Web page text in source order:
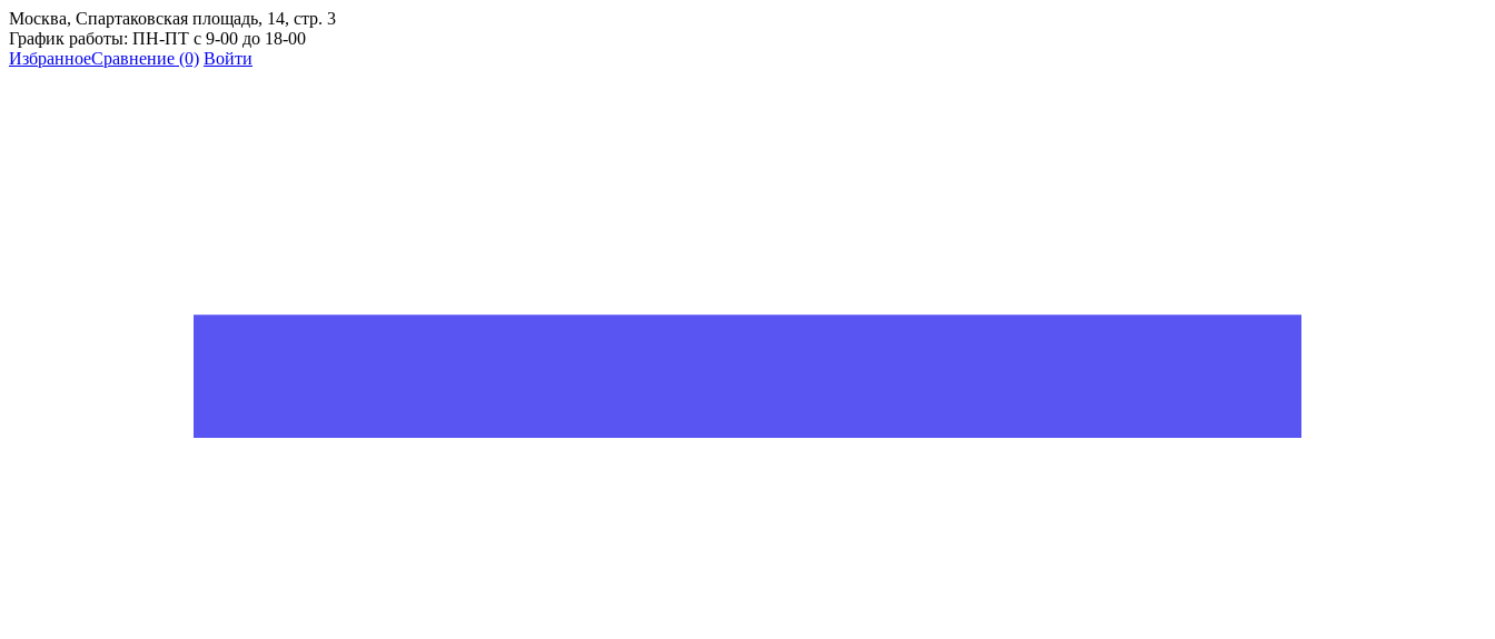
Москва, Спартаковская площадь, 14, стр. 3
График работы: ПН-ПТ с 9-00 до 18-00
ИзбранноеСравнение (0) Войти